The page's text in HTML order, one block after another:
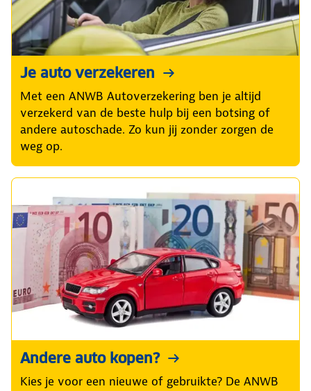
Je auto verzekeren
Met een ANWB Autoverzekering ben je altijd
verzekerd van de beste hulp bij een botsing of
andere autoschade. Zo kun jij zonder zorgen de
weg op.
Andere auto kopen?
Kies je voor een nieuwe of gebruikte? De ANWB